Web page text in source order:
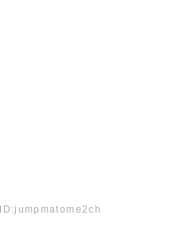
ID:jumpmatome2ch